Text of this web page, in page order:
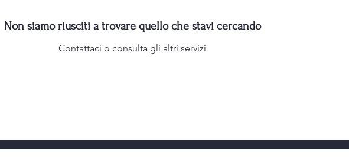
Non siamo riusciti a trovare quello che stavi cercando
Contattaci o consulta gli altri servizi